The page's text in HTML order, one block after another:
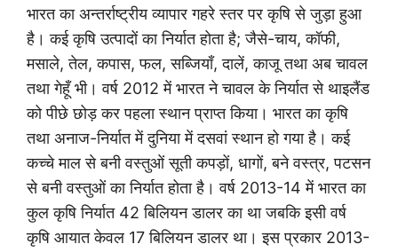
भारत का अन्तर्राष्ट्रीय व्यापार गहरे स्तर पर कृषि से जुड़ा हुआ
है। कई कृषि उत्पादों का निर्यात होता है; जैसे-चाय, कॉफी,
मसाले, तेल, कपास, फल, सब्जियाँ, दालें, काजू तथा अब चावल
तथा गेहूँ भी। वर्ष 2012 में भारत ने चावल के निर्यात से थाइलैंड
को पीछे छोड़ कर पहला स्थान प्राप्त किया। भारत का कृषि
तथा अनाज-निर्यात में दुनिया में दसवां स्थान हो गया है। कई
कच्चे माल से बनी वस्तुओं सूती कपड़ों, धागों, बने वस्त्र, पटसन
से बनी वस्तुओं का निर्यात होता है। वर्ष 2013-14 में भारत का
कुल कृषि निर्यात 42 बिलियन डालर का था जबकि इसी वर्ष
कृषि आयात केवल 17 बिलियन डालर था। इस प्रकार 2013-